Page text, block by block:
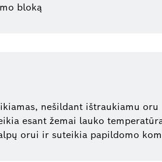
bloką
nešildant ištraukiamu oru
esant žemai lauko
orui ir suteikia papildomo